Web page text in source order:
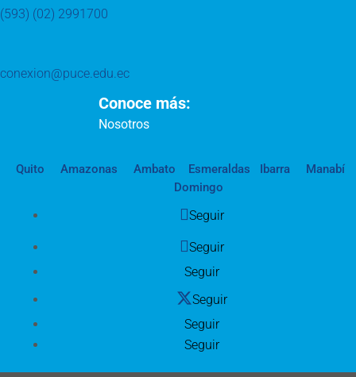
(593) (02) 2991700
conexion@puce.edu.ec
Conoce más:
Nosotros
Quito Amazonas Ambato Esmeraldas Ibarra
Manabí
Domingo
Seguir
Seguir
Seguir
Seguir
Seguir
Seguir